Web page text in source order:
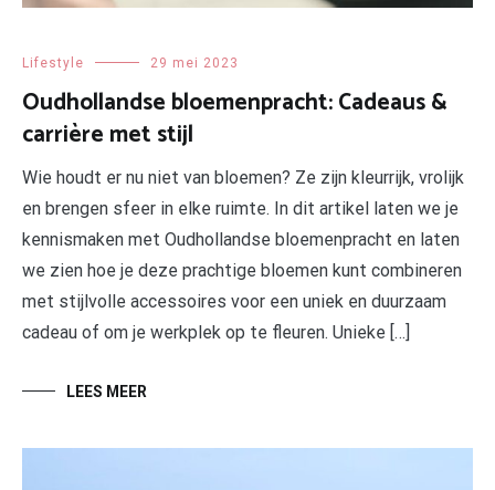
Lifestyle 29 mei 2023
Oudhollandse bloemenpracht: Cadeaus &
carrière met stijl
Wie houdt er nu niet van bloemen? Ze zijn kleurrijk, vrolijk
en brengen sfeer in elke ruimte. In dit artikel laten we je
kennismaken met Oudhollandse bloemenpracht en laten
we zien hoe je deze prachtige bloemen kunt combineren
met stijlvolle accessoires voor een uniek en duurzaam
cadeau of om je werkplek op te fleuren. Unieke […]
LEES MEER